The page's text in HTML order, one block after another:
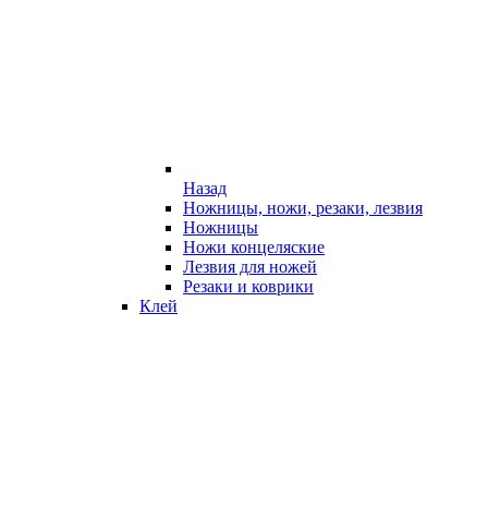
Назад
Ножницы, ножи, резаки, лезвия
Ножницы
Ножи концеляские
Лезвия для ножей
Резаки и коврики
Клей